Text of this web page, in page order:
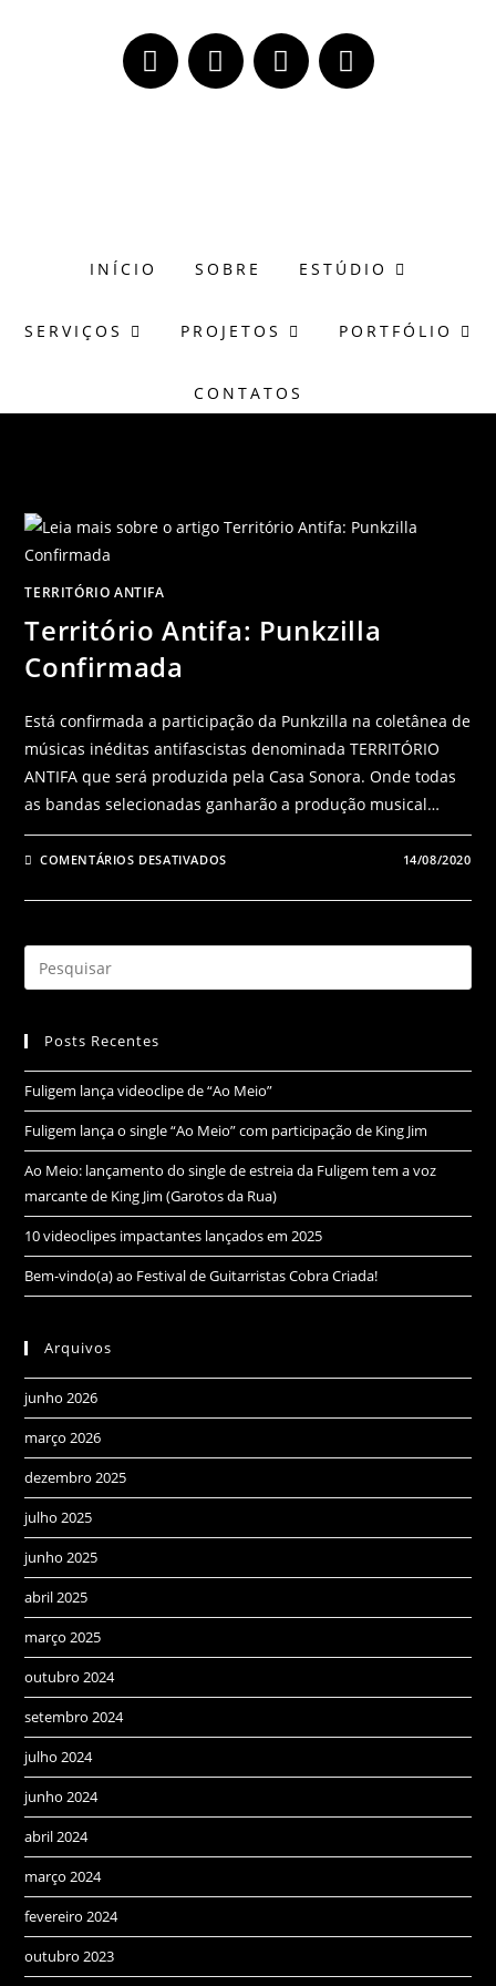
INÍCIO SOBRE ESTÚDIO
SERVIÇOS PROJETOS PORTFÓLIO
CONTATOS
TERRITÓRIO ANTIFA
Território Antifa: Punkzilla
Confirmada
Está confirmada a participação da Punkzilla na coletânea de
músicas inéditas antifascistas denominada TERRITÓRIO
ANTIFA que será produzida pela Casa Sonora. Onde todas
as bandas selecionadas ganharão a produção musical…
COMENTÁRIOS DESATIVADOS 14/08/2020
Posts Recentes
Fuligem lança videoclipe de “Ao Meio”
Fuligem lança o single “Ao Meio” com participação de King Jim
Ao Meio: lançamento do single de estreia da Fuligem tem a voz
marcante de King Jim (Garotos da Rua)
10 videoclipes impactantes lançados em 2025
Bem-vindo(a) ao Festival de Guitarristas Cobra Criada!
Arquivos
junho 2026
março 2026
dezembro 2025
julho 2025
junho 2025
abril 2025
março 2025
outubro 2024
setembro 2024
julho 2024
junho 2024
abril 2024
março 2024
fevereiro 2024
outubro 2023